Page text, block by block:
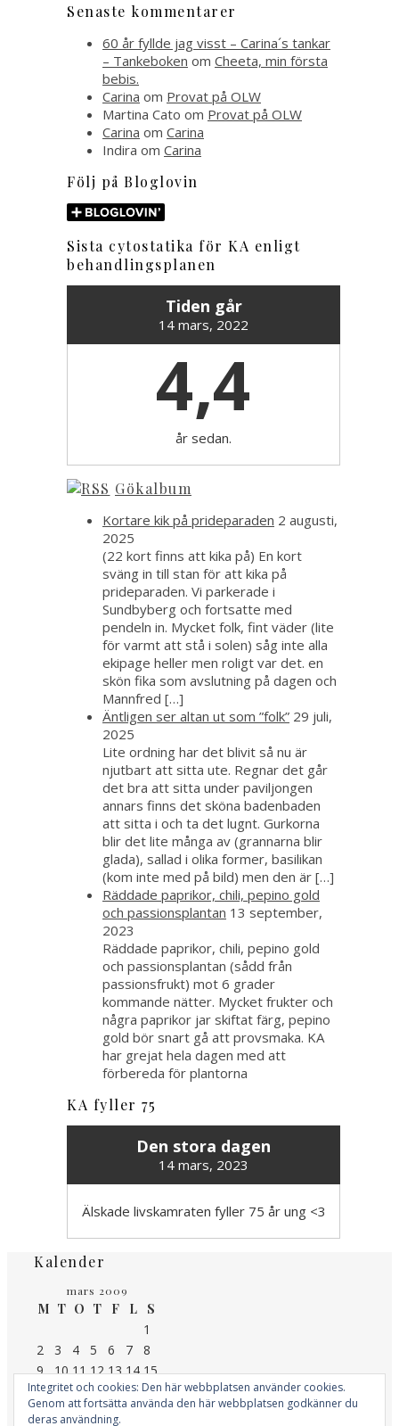
Senaste kommentarer
60 år fyllde jag visst – Carina´s tankar
– Tankeboken om Cheeta, min första
bebis.
Carina om Provat på OLW
Martina Cato om Provat på OLW
Carina om Carina
Indira om Carina
Följ på Bloglovin
Sista cytostatika för KA enligt
behandlingsplanen
Tiden går
14 mars, 2022
4,4
år sedan.
Gökalbum
Kortare kik på prideparaden 2 augusti,
2025
(22 kort finns att kika på) En kort
sväng in till stan för att kika på
prideparaden. Vi parkerade i
Sundbyberg och fortsatte med
pendeln in. Mycket folk, fint väder (lite
för varmt att stå i solen) såg inte alla
ekipage heller men roligt var det. en
skön fika som avslutning på dagen och
Mannfred […]
Äntligen ser altan ut som ”folk” 29 juli,
2025
Lite ordning har det blivit så nu är
njutbart att sitta ute. Regnar det går
det bra att sitta under paviljongen
annars finns det sköna badenbaden
att sitta i och ta det lugnt. Gurkorna
blir det lite många av (grannarna blir
glada), sallad i olika former, basilikan
(kom inte med på bild) men den är […]
Räddade paprikor, chili, pepino gold
och passionsplantan 13 september,
2023
Räddade paprikor, chili, pepino gold
och passionsplantan (sådd från
passionsfrukt) mot 6 grader
kommande nätter. Mycket frukter och
några paprikor jar skiftat färg, pepino
gold bör snart gå att provsmaka. KA
har grejat hela dagen med att
förbereda för plantorna
KA fyller 75
Den stora dagen
14 mars, 2023
Älskade livskamraten fyller 75 år ung <3
Kalender
mars 2009
M T O T F L
S
1
2
3 4 5 6 7
8
9
10 11 12 13 14 15
16 17 18 19 20 21 22
23 24 25 26 27 28 29
Integritet och cookies: Den här webbplatsen använder cookies.
Genom att fortsätta använda den här webbplatsen godkänner du
deras användning.